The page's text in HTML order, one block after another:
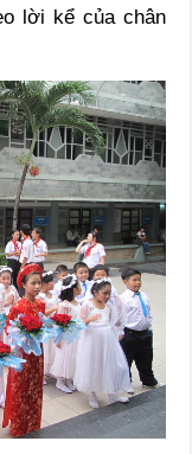
lời kể của chân